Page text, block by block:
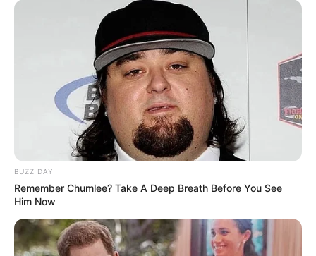
BUZZ DAY
Remember Chumlee? Take A Deep Breath Before You See
Him Now